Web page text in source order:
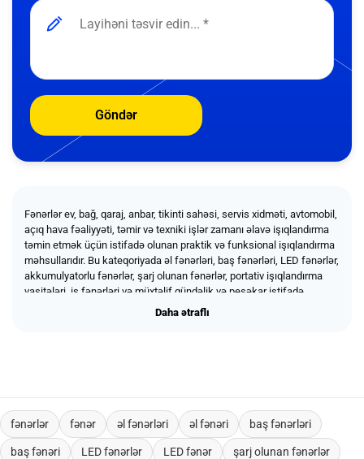
Göndər
Fənərlər ev, bağ, qaraj, anbar, tikinti sahəsi, servis xidməti, avtomobil,
açıq hava fəaliyyəti, təmir və texniki işlər zamanı əlavə işıqlandırma
təmin etmək üçün istifadə olunan praktik və funksional işıqlandırma
məhsullarıdır. Bu kateqoriyada əl fənərləri, baş fənərləri, LED fənərlər,
akkumulyatorlu fənərlər, şarj olunan fənərlər, portativ işıqlandırma
vasitələri, iş fənərləri və müxtəlif gündəlik və peşəkar istifadə
sahələrinə uyğun fənər modelləri təqdim olunur. Keyfiyyətli fənərlər
korporativ müştərilər, topdan və layihə əsaslı sifarişlər üçün
uyğundur.
Daha ətraflı
Daha ətraflı
fənərlər fənər əl fənərləri əl fənəri baş fənərləri
baş fənəri LED fənərlər LED fənər şarj olunan fənərlər